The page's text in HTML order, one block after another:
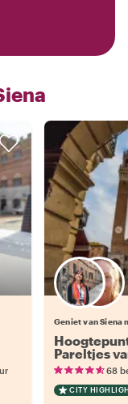
Geniet van Siena
Pareltjes
68
CITY